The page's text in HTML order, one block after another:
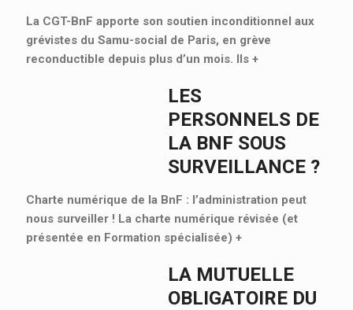
La CGT-BnF apporte son soutien inconditionnel aux
grévistes du Samu-social de Paris, en grève
reconductible depuis plus d’un mois. Ils +
LES
PERSONNELS DE
LA BNF SOUS
SURVEILLANCE ?
Charte numérique de la BnF : l’administration peut
nous surveiller ! La charte numérique révisée (et
présentée en Formation spécialisée) +
LA MUTUELLE
OBLIGATOIRE DU